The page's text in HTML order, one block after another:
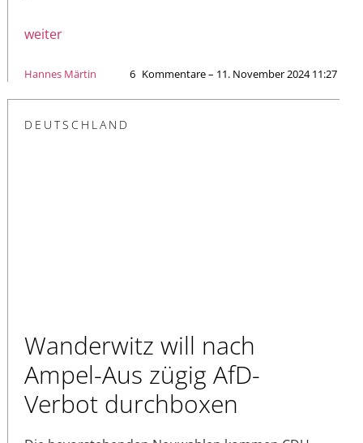
weiter
Hannes Märtin 6 Kommentare – 11. November 2024 11:27
DEUTSCHLAND
Wanderwitz will nach
Ampel-Aus zügig AfD-
Verbot durchboxen